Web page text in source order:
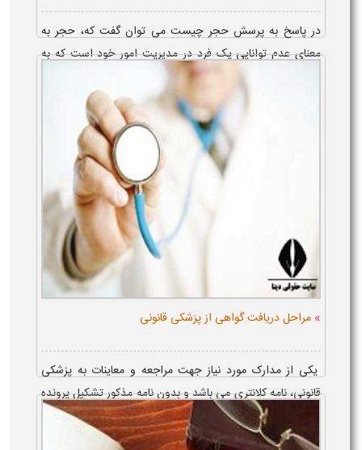
در پاسخ به پرسش حجر چیست می توان گفت که، حجر به
معنای عدم توانایی یک فرد در مدیریت امور خود است که به
دلایل مختلف، مانند کم سن بودن یا فقدان توانمندی روحی و
ذهنی، لازم است توسط دیگران مورد ن...
» مراحل دریافت گواهی از پزشکی قانونی
یکی از مدارک مورد نیاز جهت مراجعه و معاینات به پزشکی
قانونی، نامه کلانتری می باشد و بدون نامه مذکور تشکیل پرونده
و معاینه صورت نمی گیرد. مراحل دریافت گواهی از پزشکی
قانونی برای دریافت ...